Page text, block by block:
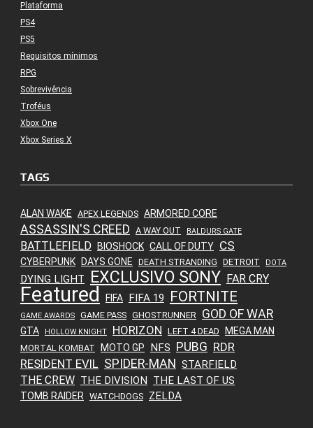
Plataforma
PS4
PS5
Requisitos mínimos
RPG
Sobrevivência
Troféus
Xbox One
Xbox Series X
TAGS
ALAN WAKE APEX LEGENDS ARMORED CORE
ASSASSIN'S CREED A WAY OUT BALDURS GATE
BATTLEFIELD BIOSHOCK CALL OF DUTY CS
CYBERPUNK DAYS GONE DEATH STRANDING DETROIT DOTA
DYING LIGHT EXCLUSIVO SONY FAR CRY
Featured FIFA FIFA 19 FORTNITE
GAME AWARDS GAME PASS GHOSTRUNNER GOD OF WAR
GTA HOLLOW KNIGHT HORIZON LEFT 4 DEAD MEGA MAN
MORTAL KOMBAT MOTO GP NFS PUBG RDR
RESIDENT EVIL SPIDER-MAN STARFIELD
THE CREW THE DIVISION THE LAST OF US
TOMB RAIDER WATCHDOGS ZELDA